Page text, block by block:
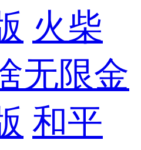
火柴
无限金
和平